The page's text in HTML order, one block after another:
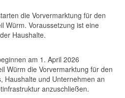
die Vorvermarktung für den
Würm. Voraussetzung ist eine
Haushalte.
am 1. April 2026
Würm die Vorvermarktung für den
Haushalte und Unternehmen an
anzuschließen.